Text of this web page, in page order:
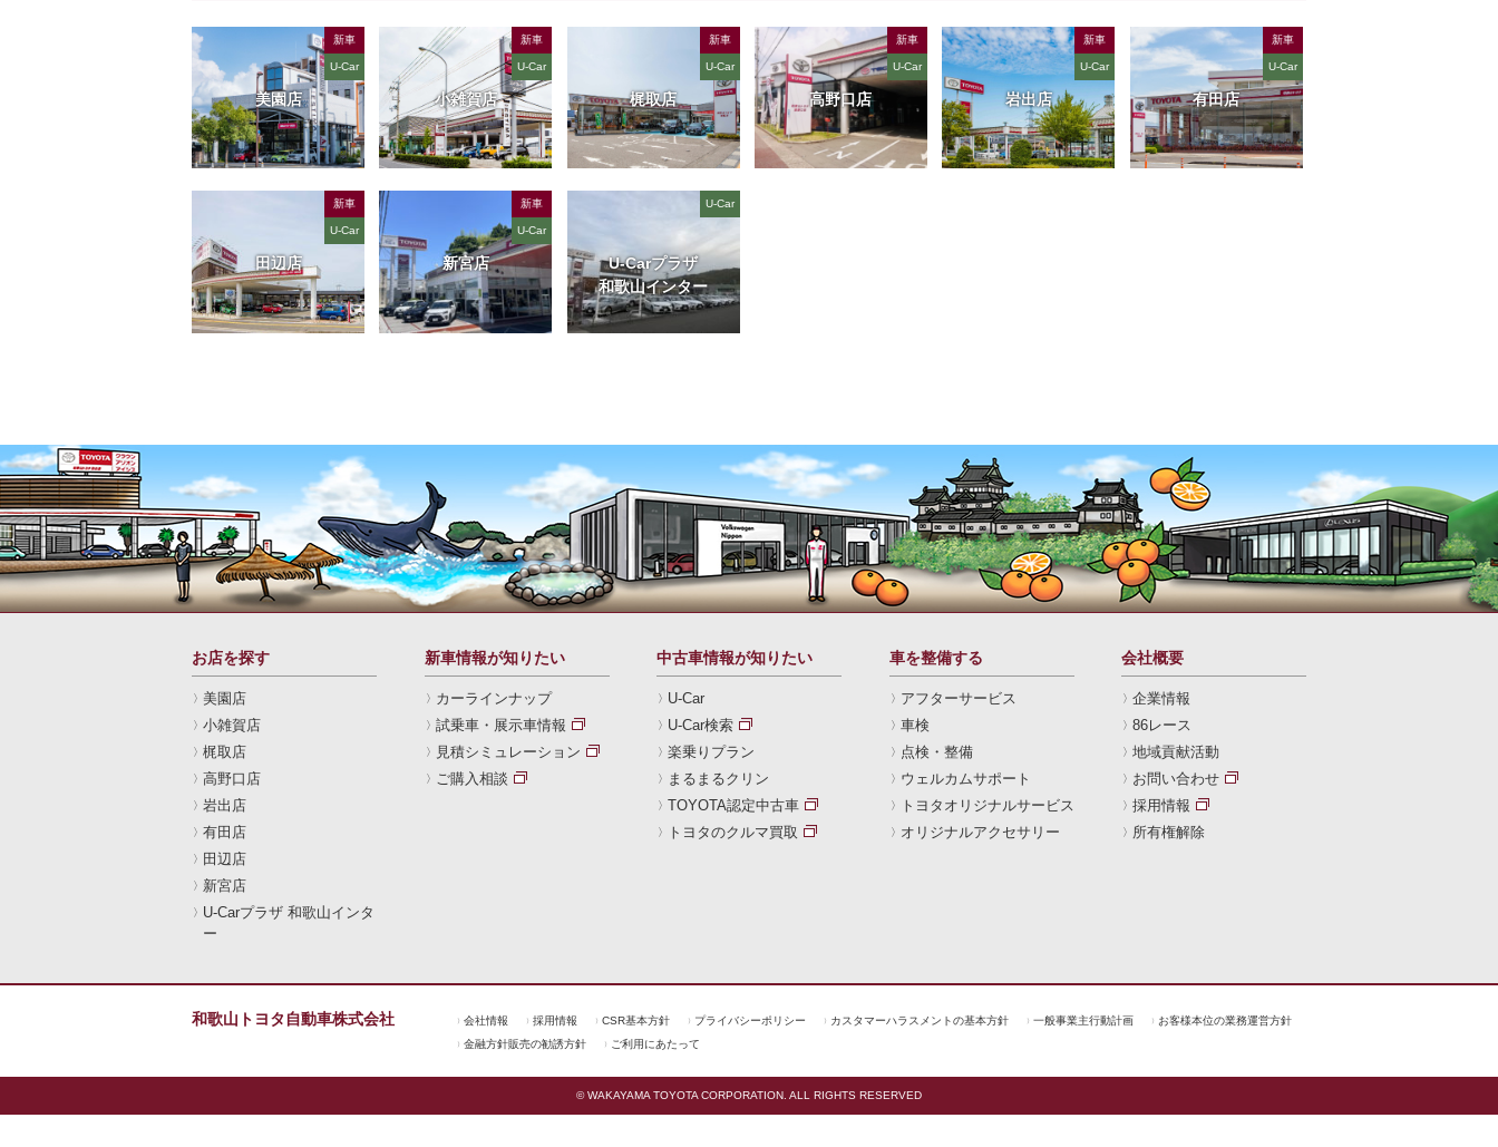
美園店
新車
U-Car
小雑賀店
新車
U-Car
梶取店
新車
U-Car
高野口店
新車
U-Car
岩出店
新車
U-Car
有田店
新車
U-Car
田辺店
新車
U-Car
新宮店
新車
U-Car
U-Carプラザ
和歌山インター
U-Car
お店を探す
美園店
小雑賀店
梶取店
高野口店
岩出店
有田店
田辺店
新宮店
U-Carプラザ 和歌山インタ
ー
新車情報が知りたい
カーラインナップ
試乗車・展示車情報
見積シミュレーション
ご購入相談
中古車情報が知りたい
U-Car
U-Car検索
楽乗りプラン
まるまるクリン
TOYOTA認定中古車
トヨタのクルマ買取
車を整備する
アフターサービス
車検
点検・整備
ウェルカムサポート
トヨタオリジナルサービス
オリジナルアクセサリー
会社概要
企業情報
86レース
地域貢献活動
お問い合わせ
採用情報
所有権解除
和歌山トヨタ自動車株式会社 会社情報 採用情報 CSR基本方針 プライバシーポリシー カスタマーハラスメントの基本方針 一般事業主行動計画
お客様本位の業務運営方針
金融方針販売の勧誘方針
ご利用にあたって
© WAKAYAMA TOYOTA CORPORATION. ALL RIGHTS RESERVED